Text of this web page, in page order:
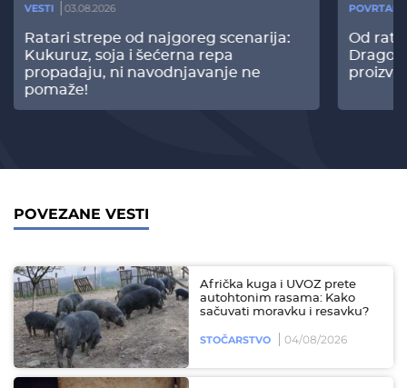
VESTI 03.08.2026
Ratari strepe od najgoreg scenarija:
Kukuruz, soja i šećerna repa
propadaju, ni navodnjavanje ne
pomaže!
Od
POVEZANE VESTI
Afrička kuga i UVOZ prete
autohtonim rasama: Kako
sačuvati moravku i resavku?
STOČARSTVO 04/08/2026